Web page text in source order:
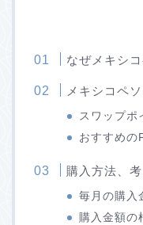
なぜメキシ
メキシコペ
スワップポ
おすすめの
購入方法、
毎月の購入
購入金額の